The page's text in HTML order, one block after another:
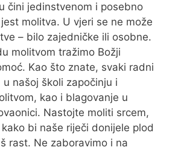
čini jedinstvenom i posebno
molitva. U vjeri se ne može
– bilo zajedničke ili osobne.
molitvom tražimo Božji
Kao što znate, svaki radni
našoj školi započinju i
kao i blagovanje u
Nastojte moliti srcem,
bi naše riječi donijele plod
rast. Ne zaboravimo i na